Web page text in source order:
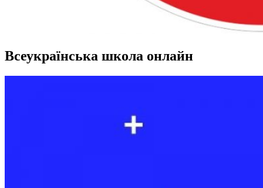
Всеукраїнська школа онлайн